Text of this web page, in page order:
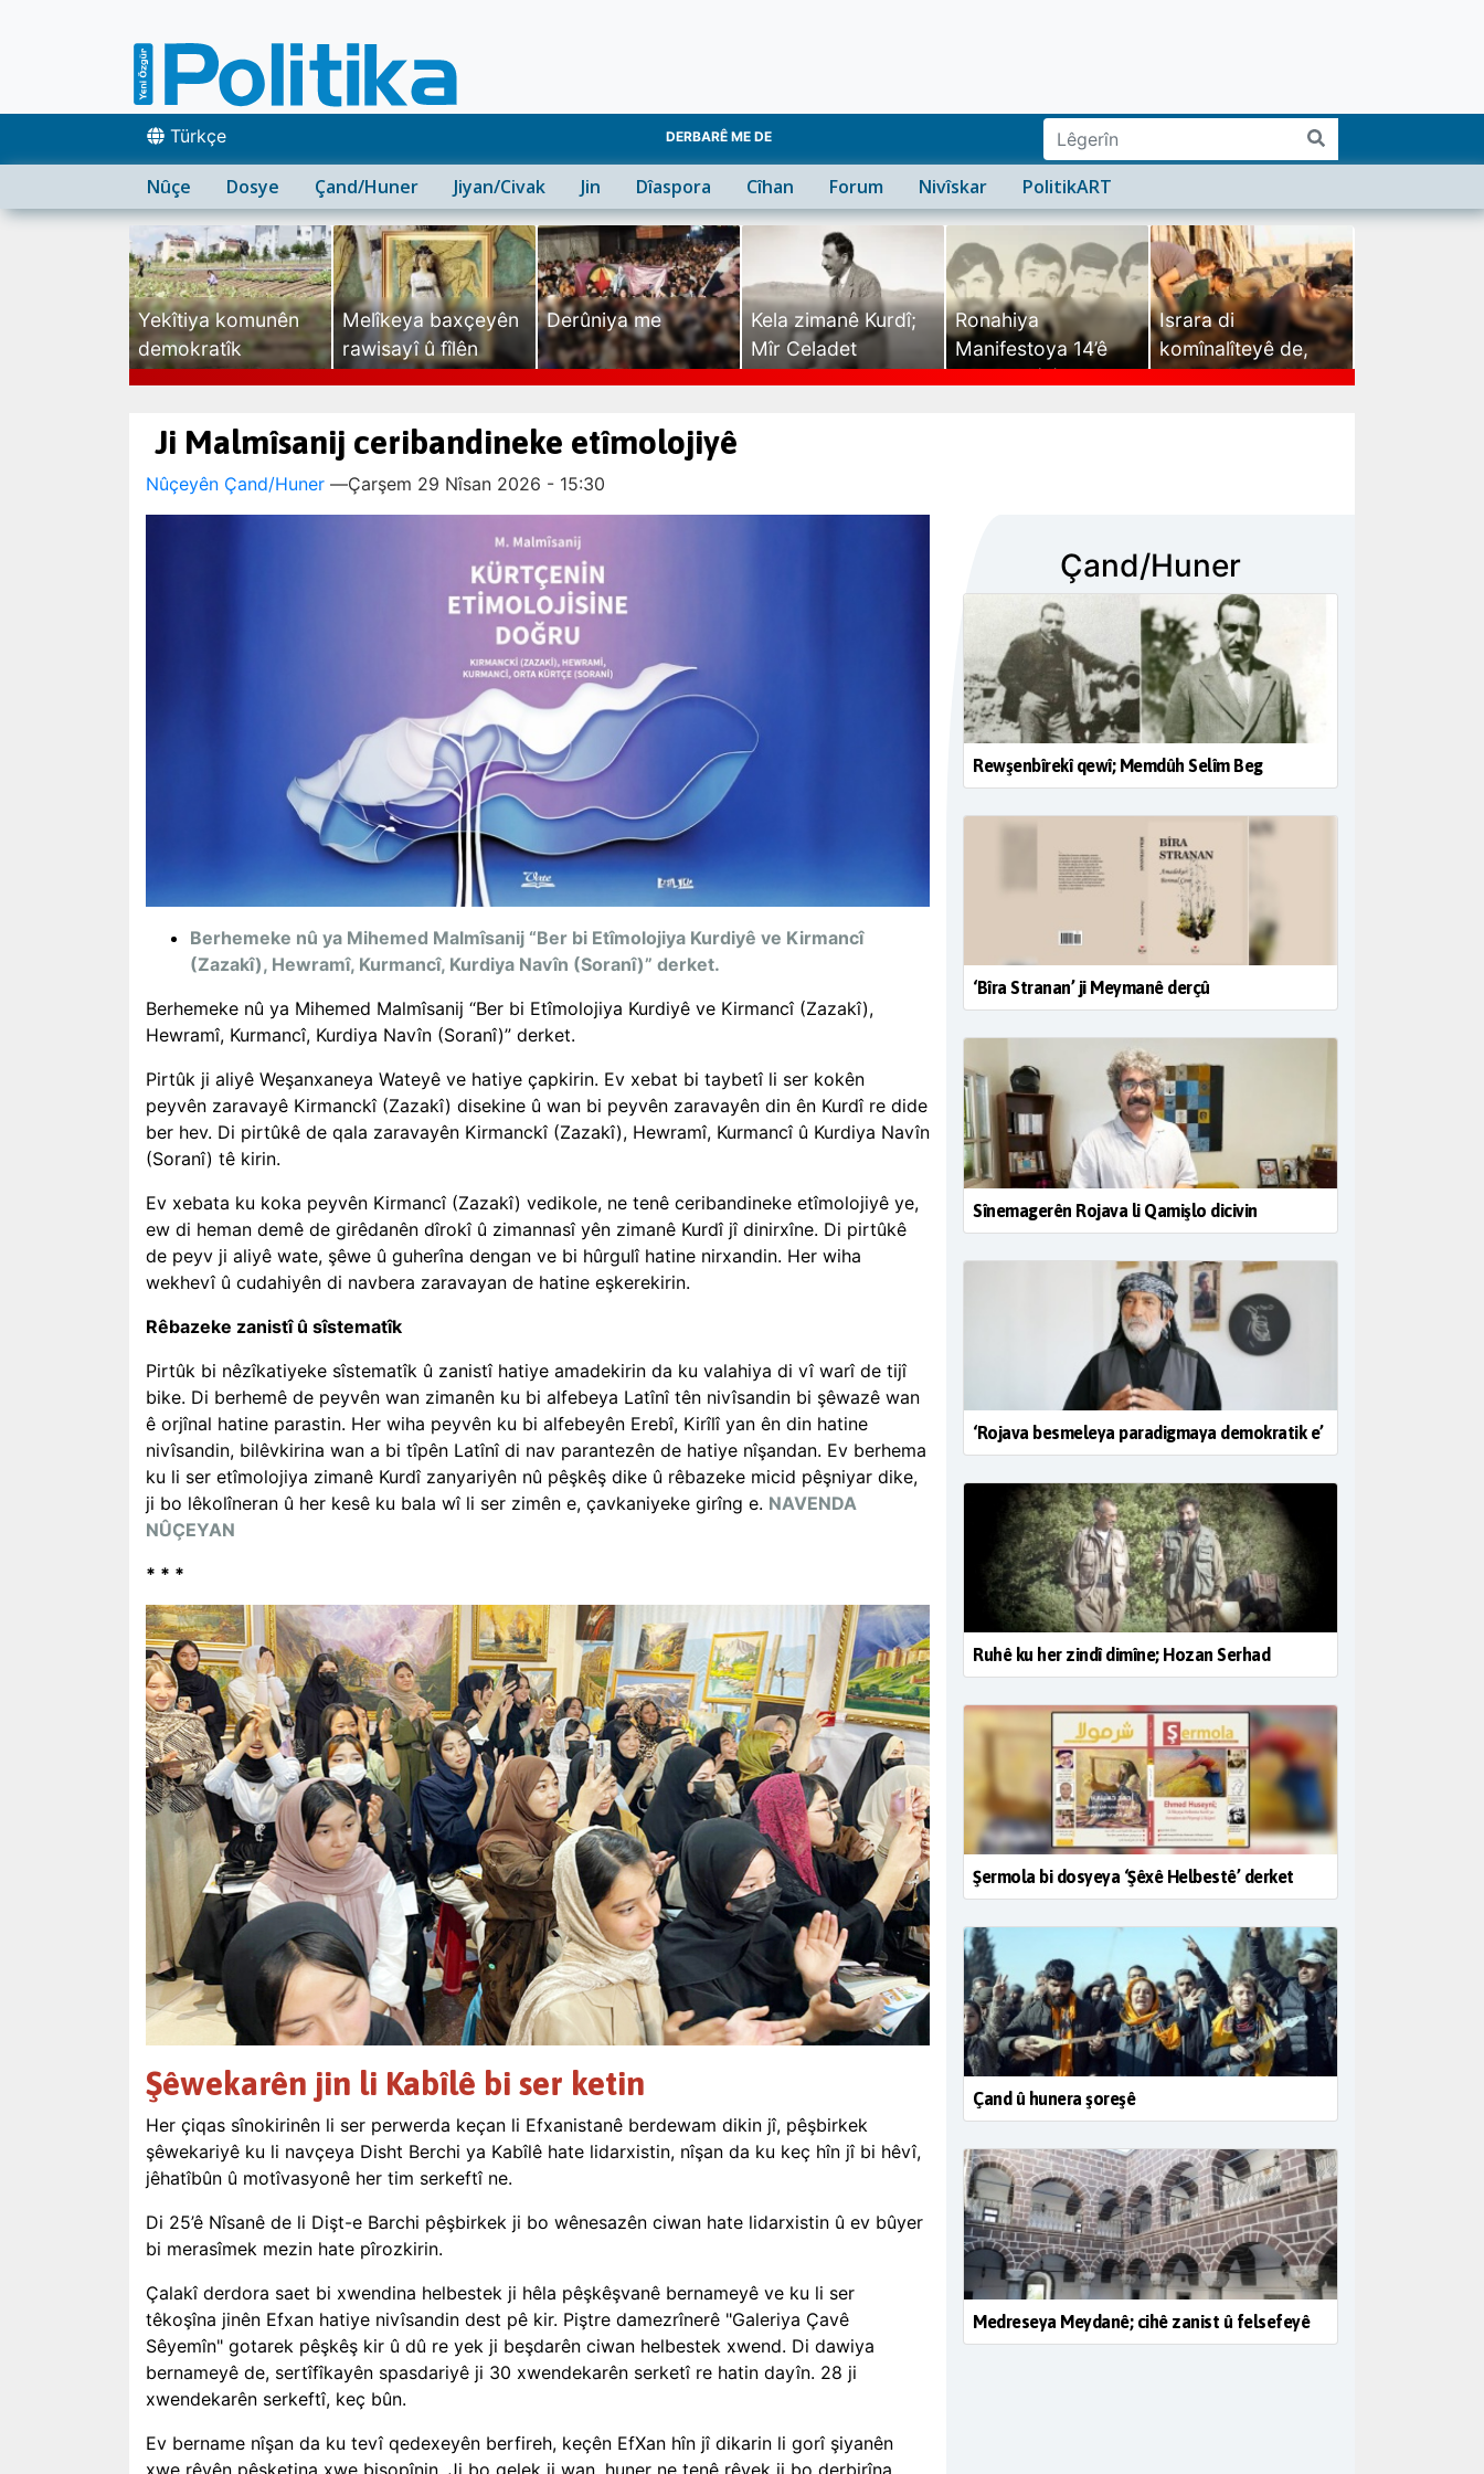
Türkçe DERBARÊ ME DE
Nûçe Dosye Çand/Huner Jiyan/Civak Jin Dîaspora Cîhan Forum Nivîskar PolitikART
Yekîtiya komunên
demokratîk
Melîkeya baxçeyên
rawisayî û fîlên
Derûniya me
Kela zimanê Kurdî;
Mîr Celadet
Ronahiya
Manifestoya 14’ê
Israra di
komînalîteyê de,
Ji Malmîsanij ceribandineke etîmolojiyê
Nûçeyên Çand/Huner —Çarşem 29 Nîsan 2026 - 15:30
Berhemeke nû ya Mihemed Malmîsanij “Ber bi Etîmolojiya Kurdiyê ve Kirmancî
(Zazakî), Hewramî, Kurmancî, Kurdiya Navîn (Soranî)” derket.
Berhemeke nû ya Mihemed Malmîsanij “Ber bi Etîmolojiya Kurdiyê ve Kirmancî (Zazakî),
Hewramî, Kurmancî, Kurdiya Navîn (Soranî)” derket.
Pirtûk ji aliyê Weşanxaneya Wateyê ve hatiye çapkirin. Ev xebat bi taybetî li ser kokên
peyvên zaravayê Kirmanckî (Zazakî) disekine û wan bi peyvên zaravayên din ên Kurdî re dide
ber hev. Di pirtûkê de qala zaravayên Kirmanckî (Zazakî), Hewramî, Kurmancî û Kurdiya Navîn
(Soranî) tê kirin.
Ev xebata ku koka peyvên Kirmancî (Zazakî) vedikole, ne tenê ceribandineke etîmolojiyê ye,
ew di heman demê de girêdanên dîrokî û zimannasî yên zimanê Kurdî jî dinirxîne. Di pirtûkê
de peyv ji aliyê wate, şêwe û guherîna dengan ve bi hûrgulî hatine nirxandin. Her wiha
wekhevî û cudahiyên di navbera zaravayan de hatine eşkerekirin.
Rêbazeke zanistî û sîstematîk
Pirtûk bi nêzîkatiyeke sîstematîk û zanistî hatiye amadekirin da ku valahiya di vî warî de tijî
bike. Di berhemê de peyvên wan zimanên ku bi alfebeya Latînî tên nivîsandin bi şêwazê wan
ê orjînal hatine parastin. Her wiha peyvên ku bi alfebeyên Erebî, Kirîlî yan ên din hatine
nivîsandin, bilêvkirina wan a bi tîpên Latînî di nav parantezên de hatiye nîşandan. Ev berhema
ku li ser etîmolojiya zimanê Kurdî zanyariyên nû pêşkêş dike û rêbazeke micid pêşniyar dike,
ji bo lêkolîneran û her kesê ku bala wî li ser zimên e, çavkaniyeke girîng e. NAVENDA
NÛÇEYAN
* * *
Şêwekarên jin li Kabîlê bi ser ketin
Her çiqas sînokirinên li ser perwerda keçan li Efxanistanê berdewam dikin jî, pêşbirkek
şêwekariyê ku li navçeya Disht Berchi ya Kabîlê hate lidarxistin, nîşan da ku keç hîn jî bi hêvî,
jêhatîbûn û motîvasyonê her tim serkeftî ne.
Di 25’ê Nîsanê de li Dişt-e Barchi pêşbirkek ji bo wênesazên ciwan hate lidarxistin û ev bûyer
bi merasîmek mezin hate pîrozkirin.
Çalakî derdora saet bi xwendina helbestek ji hêla pêşkêşvanê bernameyê ve ku li ser
têkoşîna jinên Efxan hatiye nivîsandin dest pê kir. Piştre damezrînerê "Galeriya Çavê
Sêyemîn" gotarek pêşkêş kir û dû re yek ji beşdarên ciwan helbestek xwend. Di dawiya
bernameyê de, sertîfîkayên spasdariyê ji 30 xwendekarên serketî re hatin dayîn. 28 ji
xwendekarên serkeftî, keç bûn.
Ev bername nîşan da ku tevî qedexeyên berfireh, keçên EfXan hîn jî dikarin li gorî şiyanên
xwe rêyên pêşketina xwe bişopînin. Ji bo gelek ji wan, huner ne tenê rêyek ji bo derbirîna
Çand/Huner
Rewşenbîrekî qewî; Memdûh Selîm Beg
‘Bîra Stranan’ ji Meymanê derçû
Sînemagerên Rojava li Qamişlo dicivin
‘Rojava besmeleya paradigmaya demokratik e’
Ruhê ku her zindî dimîne; Hozan Serhad
Şermola bi dosyeya ‘Şêxê Helbestê’ derket
Çand û hunera şoreşê
Medreseya Meydanê; cihê zanist û felsefeyê